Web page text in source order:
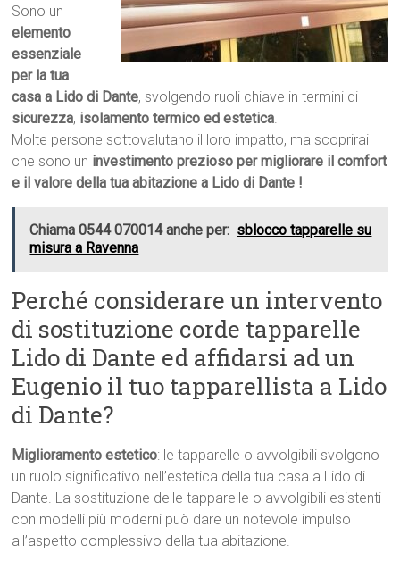
Sono un
elemento
essenziale
per la tua
casa a Lido di Dante, svolgendo ruoli chiave in termini di
sicurezza, isolamento termico ed estetica.
Molte persone sottovalutano il loro impatto, ma scoprirai
che sono un investimento prezioso per migliorare il comfort
e il valore della tua abitazione a Lido di Dante !
Chiama 0544 070014 anche per: sblocco tapparelle su
misura a Ravenna
Perché considerare un intervento
di sostituzione corde tapparelle
Lido di Dante ed affidarsi ad un
Eugenio il tuo tapparellista a Lido
di Dante?
Miglioramento estetico: le tapparelle o avvolgibili svolgono
un ruolo significativo nell’estetica della tua casa a Lido di
Dante. La sostituzione delle tapparelle o avvolgibili esistenti
con modelli più moderni può dare un notevole impulso
all’aspetto complessivo della tua abitazione.